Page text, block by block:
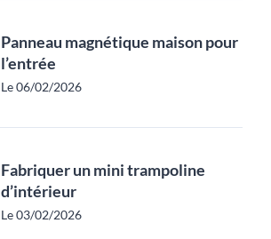
Panneau magnétique maison pour
l’entrée
Le 06/02/2026
Fabriquer un mini trampoline
d’intérieur
Le 03/02/2026